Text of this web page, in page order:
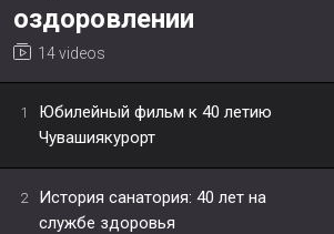
оздоровлении
14 videos
1
Юбилейный фильм к 40 летию
Чувашиякурорт
2
История санатория: 40 лет на
службе здоровья